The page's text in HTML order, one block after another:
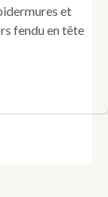
et
fendu en tête